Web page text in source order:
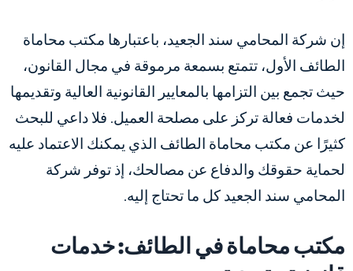
إن شركة المحامي سند الجعيد، باعتبارها مكتب محاماة
الطائف الأول، تتمتع بسمعة مرموقة في مجال القانون،
حيث تجمع بين التزامها بالمعايير القانونية العالية وتقديمها
لخدمات فعالة تركز على مصلحة العميل. فلا داعي للبحث
كثيرًا عن مكتب محاماة الطائف الذي يمكنك الاعتماد عليه
لحماية حقوقك والدفاع عن مصالحك، إذ توفر شركة
المحامي سند الجعيد كل ما تحتاج إليه.
مكتب محاماة في الطائف: خدمات